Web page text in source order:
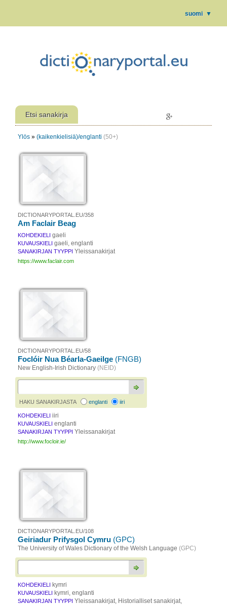
suomi ▼
Etsi sanakirja
Ylös » (kaikenkielisiä)/englanti (50+)
DICTIONARYPORTAL.EU/358
Am Faclair Beag
KOHDEKIELI gaeli
KUVAUSKIELI gaeli, englanti
SANAKIRJAN TYYPPI Yleissanakirjat
https://www.faclair.com
DICTIONARYPORTAL.EU/58
Foclóir Nua Béarla-Gaeilge (FNGB)
New English-Irish Dictionary (NEID)
HAKU SANAKIRJASTA englanti iiri
KOHDEKIELI iiri
KUVAUSKIELI englanti
SANAKIRJAN TYYPPI Yleissanakirjat
http://www.focloir.ie/
DICTIONARYPORTAL.EU/108
Geiriadur Prifysgol Cymru (GPC)
The University of Wales Dictionary of the Welsh Language (GPC)
KOHDEKIELI kymri
KUVAUSKIELI kymri, englanti
SANAKIRJAN TYYPPI Yleissanakirjat, Historialliset sanakirjat,